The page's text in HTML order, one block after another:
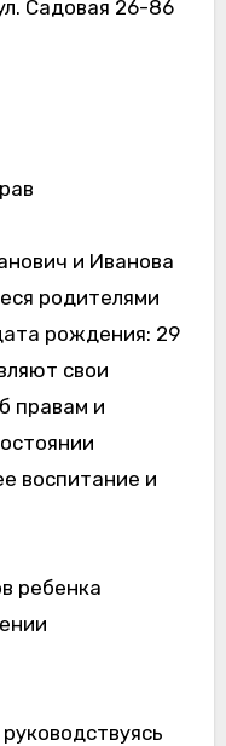
Садовая 26-86
и Иванова
родителями
рождения: 29
свои
правам и
воспитание и
ребенка